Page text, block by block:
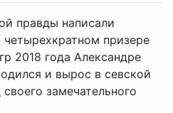
правды написали
призере
2018 года Александре
и вырос в севской
замечательного